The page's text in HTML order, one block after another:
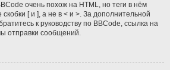
очень похож на HTML, но теги в нём
[ и ], а не в < и >. За дополнительной
к руководству по BBCode, ссылка на
отправки сообщений.